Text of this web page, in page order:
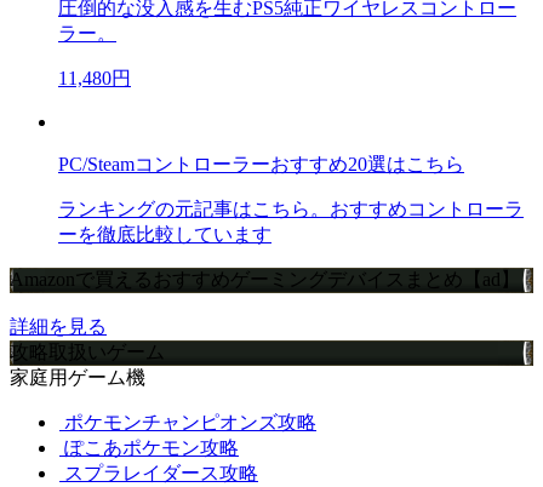
圧倒的な没入感を生むPS5純正ワイヤレスコントロー
ラー。
11,480円
PC/Steamコントローラーおすすめ20選はこちら
ランキングの元記事はこちら。おすすめコントローラ
ーを徹底比較しています
Amazonで買えるおすすめゲーミングデバイスまとめ【ad】
詳細を見る
攻略取扱いゲーム
家庭用ゲーム機
ポケモンチャンピオンズ攻略
ぽこあポケモン攻略
スプラレイダース攻略